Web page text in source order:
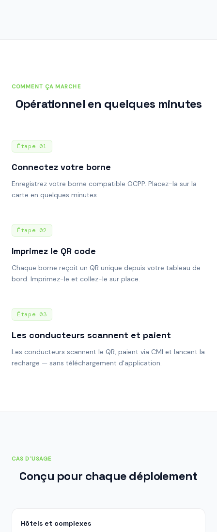
COMMENT ÇA MARCHE
Opérationnel en quelques minutes
Étape 01
Connectez votre borne
Enregistrez votre borne compatible OCPP. Placez-la sur la
carte en quelques minutes.
Étape 02
Imprimez le QR code
Chaque borne reçoit un QR unique depuis votre tableau de
bord. Imprimez-le et collez-le sur place.
Étape 03
Les conducteurs scannent et paient
Les conducteurs scannent le QR, paient via CMI et lancent la
recharge — sans téléchargement d'application.
CAS D'USAGE
Conçu pour chaque déploiement
Hôtels et complexes